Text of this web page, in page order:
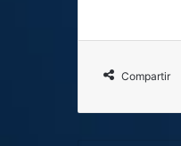
Compartir